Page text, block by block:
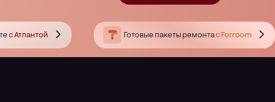
с Атлантой Готовые пакеты ремонтас Forroom